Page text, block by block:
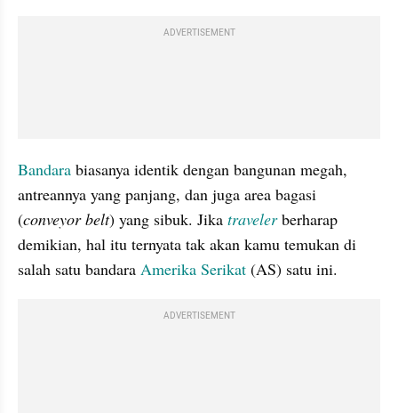
ADVERTISEMENT
Bandara biasanya identik dengan bangunan megah,
antreannya yang panjang, dan juga area bagasi
(conveyor belt) yang sibuk. Jika traveler berharap
demikian, hal itu ternyata tak akan kamu temukan di
salah satu bandara Amerika Serikat (AS) satu ini.
ADVERTISEMENT